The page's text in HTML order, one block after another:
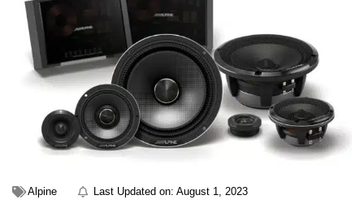
Alpine Last Updated on: August 1, 2023